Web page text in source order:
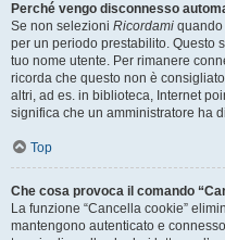
Perché vengo disconnesso
Se non selezioni Ricordami quando
per un periodo prestabilito. Questo
tuo nome utente. Per rimanere
ricorda che questo non è
altri, ad es. in biblioteca, Internet
significa che un amministratore ha
Top
Che cosa provoca il comando
La funzione “Cancella cookie”
mantengono autenticato e